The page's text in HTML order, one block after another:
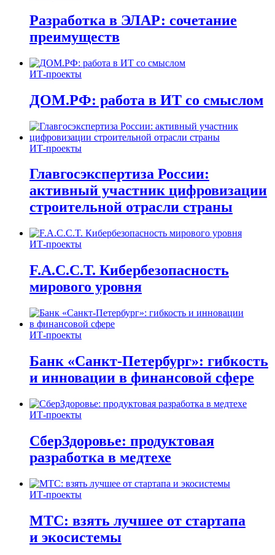
Разработка в ЭЛАР: сочетание
преимуществ
ИТ-проекты
ДОМ.РФ: работа в ИТ со смыслом
ИТ-проекты
Главгосэкспертиза России:
активный участник цифровизации
строительной отрасли страны
ИТ-проекты
F.A.C.C.T. Кибербезопасность
мирового уровня
ИТ-проекты
Банк «Санкт-Петербург»: гибкость
и инновации в финансовой сфере
ИТ-проекты
СберЗдоровье: продуктовая
разработка в медтехе
ИТ-проекты
МТС: взять лучшее от стартапа
и экосистемы